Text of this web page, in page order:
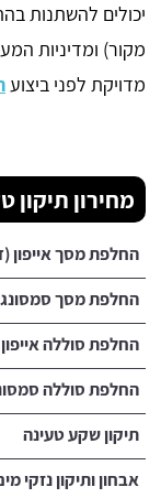
יכולים להשתנות
מקור) ומדיניות
מדויקת לפני ביצוע
מחירון תיקון
החלפת מסך אייפון
החלפת מסך סמסונג
החלפת סוללה אייפון
החלפת סוללה
תיקון שקע טעינה
אבחון ותיקון נזקי